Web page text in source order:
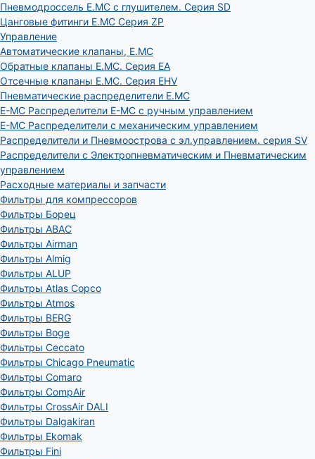
Пневмодроссель E.MC с глушителем. Серия SD
Цанговые фитинги E.MC Серия ZP
Управление
Автоматические клапаны, Е.МС
Обратные клапаны E.MC. Серия EA
Отсечные клапаны E.MC. Серия EHV
Пневматические распределители E.MC
E-MC Распределители E-MC с ручным управлением
E-MC Распределители с механическим управлением
Распределители и Пневмоострова с эл.управлением. серия SV
Распределители с Электропневматическим и Пневматическим
управлением
Расходные материалы и запчасти
Фильтры для компрессоров
Фильтры Борец
Фильтры ABAC
Фильтры Airman
Фильтры Almig
Фильтры ALUP
Фильтры Atlas Copco
Фильтры Atmos
Фильтры BERG
Фильтры Boge
Фильтры Ceccato
Фильтры Chicago Pneumatic
Фильтры Comaro
Фильтры CompAir
Фильтры CrossAir DALI
Фильтры Dalgakiran
Фильтры Ekomak
Фильтры Fini